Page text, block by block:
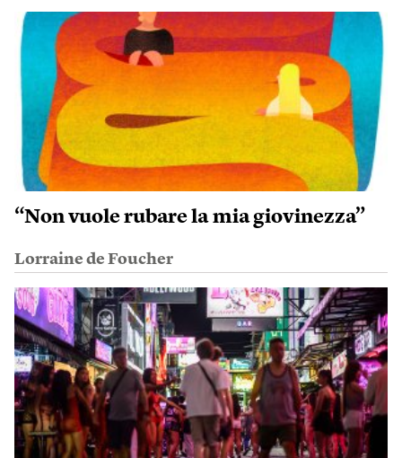
“Non vuole rubare la mia giovinezza”
Lorraine de Foucher